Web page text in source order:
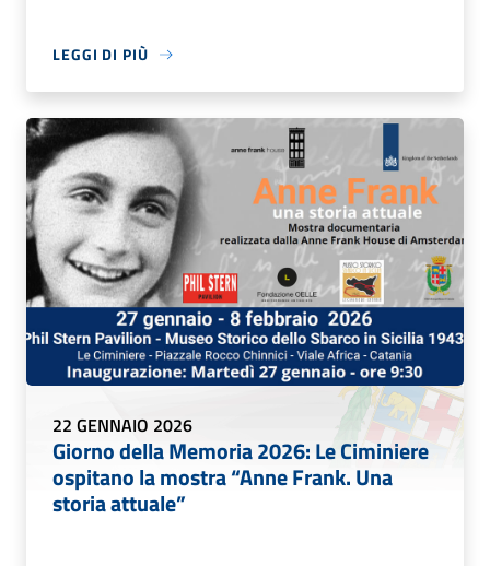
LEGGI DI PIÙ
22 GENNAIO 2026
Giorno della Memoria 2026: Le Ciminiere
ospitano la mostra “Anne Frank. Una
storia attuale”